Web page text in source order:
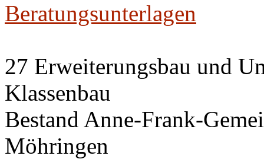
Beratungsunterlagen
27 Erweiterungsbau und
Klassenbau
Bestand Anne-Frank-
Möhringen